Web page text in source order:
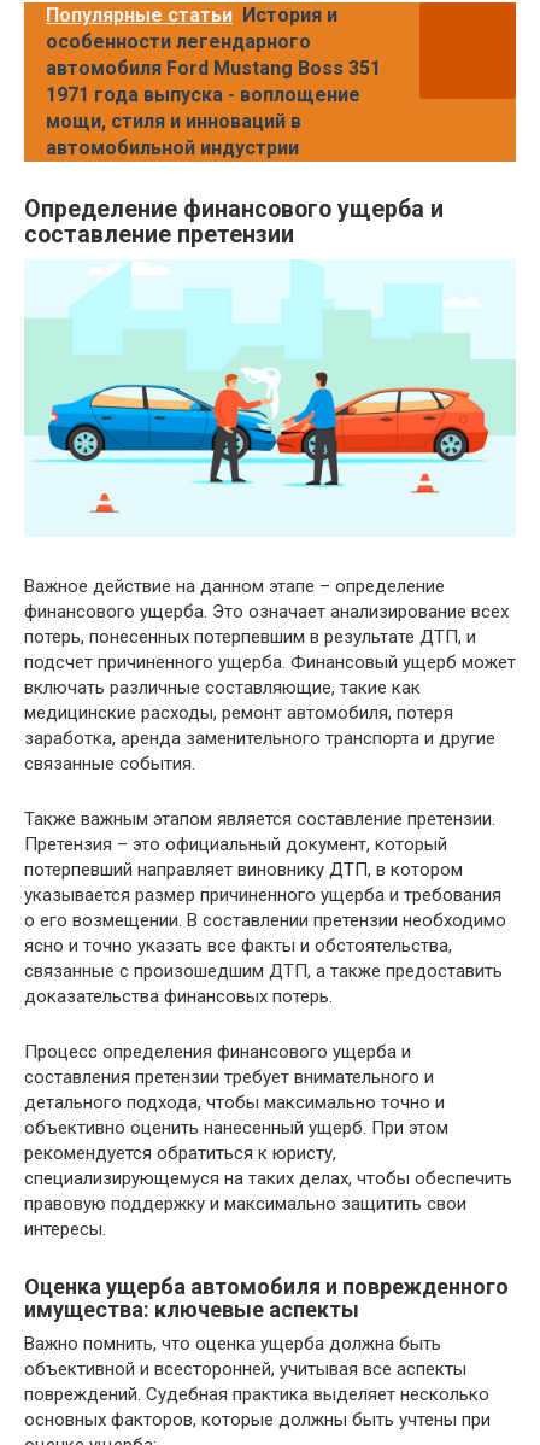
Популярные статьи История и
особенности легендарного
автомобиля Ford Mustang Boss 351
1971 года выпуска - воплощение
мощи, стиля и инноваций в
автомобильной индустрии
Определение финансового ущерба и
составление претензии
Важное действие на данном этапе – определение
финансового ущерба. Это означает анализирование всех
потерь, понесенных потерпевшим в результате ДТП, и
подсчет причиненного ущерба. Финансовый ущерб может
включать различные составляющие, такие как
медицинские расходы, ремонт автомобиля, потеря
заработка, аренда заменительного транспорта и другие
связанные события.
Также важным этапом является составление претензии.
Претензия – это официальный документ, который
потерпевший направляет виновнику ДТП, в котором
указывается размер причиненного ущерба и требования
о его возмещении. В составлении претензии необходимо
ясно и точно указать все факты и обстоятельства,
связанные с произошедшим ДТП, а также предоставить
доказательства финансовых потерь.
Процесс определения финансового ущерба и
составления претензии требует внимательного и
детального подхода, чтобы максимально точно и
объективно оценить нанесенный ущерб. При этом
рекомендуется обратиться к юристу,
специализирующемуся на таких делах, чтобы обеспечить
правовую поддержку и максимально защитить свои
интересы.
Оценка ущерба автомобиля и поврежденного
имущества: ключевые аспекты
Важно помнить, что оценка ущерба должна быть
объективной и всесторонней, учитывая все аспекты
повреждений. Судебная практика выделяет несколько
основных факторов, которые должны быть учтены при